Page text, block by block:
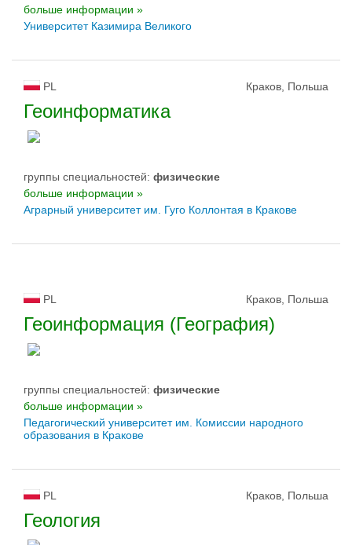
больше информации »
Университет Казимира Великого
PL Краков, Польша
Геоинформатика
группы специальностей: физическиe
больше информации »
Аграрный университет им. Гуго Коллонтая в Кракове
PL Краков, Польша
Геоинформация (География)
группы специальностей: физическиe
больше информации »
Педагогический университет им. Комиссии народного
образования в Кракове
PL Краков, Польша
Геология